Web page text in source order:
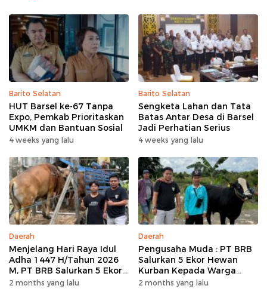
Barito Selatan
HUT Barsel ke-67 Tanpa
Expo, Pemkab Prioritaskan
UMKM dan Bantuan Sosial
4 weeks yang lalu
Barito Selatan
Sengketa Lahan dan Tata
Batas Antar Desa di Barsel
Jadi Perhatian Serius
4 weeks yang lalu
Daerah
Menjelang Hari Raya Idul
Adha 1447 H/Tahun 2026
M, PT BRB Salurkan 5 Ekor
Hewan Kurban Kepada
2 months yang lalu
Daerah
Pengusaha Muda : PT BRB
Salurkan 5 Ekor Hewan
Kurban Kepada Warga
Khususnya Wilayah
2 months yang lalu